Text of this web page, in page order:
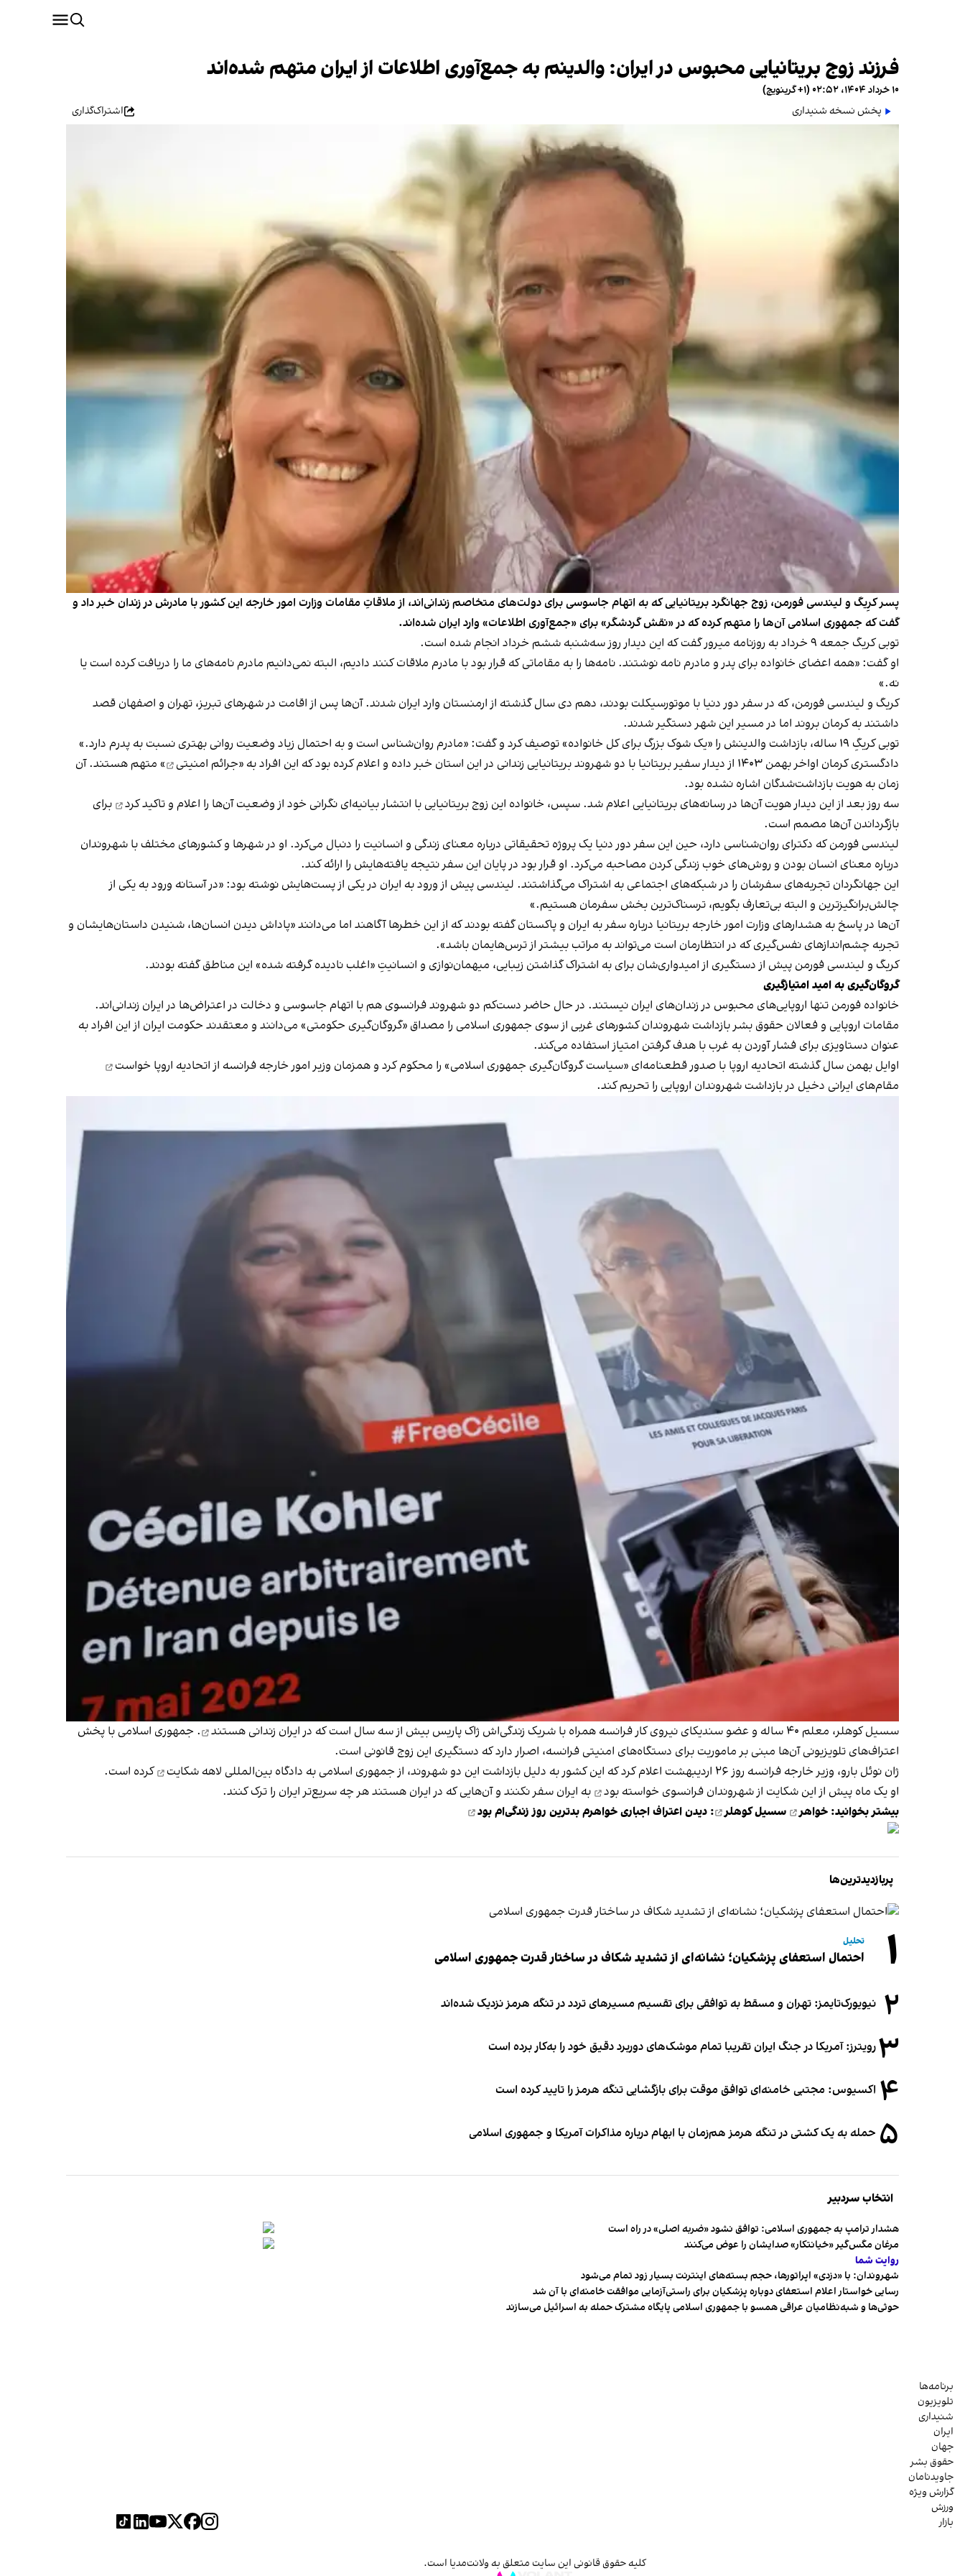
فرزند زوج بریتانیایی محبوس در ایران: والدینم به جمع‌آوری اطلاعات از ایران متهم شده‌اند
۱۰ خرداد ۱۴۰۴، ۰۲:۵۲ (‎+۱ گرینویچ)
پخش نسخه شنیداری
اشتراک‌گذاری
پسر کرِیگ و لیندسی فورمن، زوج جهانگرد بریتانیایی که به اتهام جاسوسی برای دولت‌های متخاصم زندانی‌اند، از ملاقاتِ مقامات وزارت امور خارجه این کشور با مادرش در زندان خبر داد و
گفت که جمهوری اسلامی آن‌ها را متهم کرده که در «نقش گردشگر» برای «جمع‌آوری اطلاعات» وارد ایران شده‌‌اند.
توبی کریگ جمعه ۹ خرداد به روزنامه میرور گفت که این دیدار روز سه‌شنبه ششم خرداد انجام شده است.
او گفت: «همه اعضای خانواده برای پدر و مادرم نامه نوشتند. نامه‌ها را به مقاماتی که قرار بود با مادرم ملاقات کنند دادیم، البته نمی‌دانیم مادرم نامه‌های ما را دریافت کرده است یا
نه.»
کریگ و لیندسی فورمن، که در سفر دور دنیا با موتورسیکلت بودند، دهم دی سال گذشته از ارمنستان وارد ایران شدند. آن‌ها پس از اقامت در شهرهای تبریز، تهران و اصفهان قصد
داشتند به کرمان بروند اما در مسیر این شهر دستگیر شدند.
توبی کریگِ ۱۹ ساله، بازداشت والدینش را «یک شوک بزرگ برای کل خانواده» توصیف کرد و گفت: «مادرم روان‌شناس است و به احتمال زیاد وضعیت روانی بهتری نسبت به پدرم دارد.»
دادگستری کرمان اواخر بهمن ۱۴۰۳ از دیدار سفیر بریتانیا با دو شهروند بریتانیایی زندانی در این استان خبر داده و اعلام کرده بود که این افراد به «
جرائم امنیتی
» متهم هستند. آن
زمان به هویت بازداشت‌شدگان اشاره نشده بود.
سه روز بعد از این دیدار هویت آن‌ها در رسانه‌های بریتانیایی اعلام شد. سپس، خانواده این زوج بریتانیایی با انتشار بیانیه‌ای نگرانی خود از وضعیت آن‌ها را اعلام وتاکید کرد
برای
بازگرداندن آن‌ها مصمم است.
لیندسی فورمن که دکترای روان‌شناسی دارد، حین این سفر دور دنیا یک پروژه تحقیقاتی درباره معنای زندگی و انسانیت را دنبال می‌کرد. او در شهرها و کشورهای مختلف با شهروندان
درباره معنای انسان بودن و روش‌های خوب زندگی کردن مصاحبه می‌کرد. او قرار بود در پایان این سفر نتیجه یافته‌هایش را ارائه کند.
این جهانگردان تجربه‌های سفرشان را در شبکه‌های اجتماعی به اشتراک می‌گذاشتند. لیندسی پیش از ورود به ایران در یکی از پست‌هایش نوشته بود: «در آستانه ورود به یکی از
چالش‌برانگیزترین و البته بی‌تعارف بگویم، ترسناک‌ترین بخش سفرمان هستیم.»
آن‌ها در پاسخ به هشدارهای وزارت امور خارجه بریتانیا درباره سفر به ایران و پاکستان گفته بودند که از این خطرها آگاهند اما می‌دانند «پاداش دیدن انسان‌ها، شنیدن داستان‌هایشان و
تجربه چشم‌اندازهای نفس‌گیری که در انتظارمان است می‌تواند به مراتب بیشتر از ترس‌هایمان باشد».
کریگ و لیندسی فورمن پیش از دستگیری از امیدواری‌شان برای به اشتراک گذاشتن زیبایی، میهمان‌نوازی و انسانیتِ «اغلب نادیده گرفته شده» این مناطق گفته بودند.
گروگان‌گیری به امید امتیازگیری
خانواده فورمن تنها اروپایی‌های محبوس در زندان‌های ایران نیستند. در حال حاضر دست‌کم دو شهروند فرانسوی هم با اتهام جاسوسی و دخالت در اعتراض‌ها در ایران زندانی‌اند.
مقامات اروپایی و فعالان حقوق بشر بازداشت شهروندان کشورهای غربی از سوی جمهوری اسلامی را مصداق «گروگان‌گیری حکومتی» می‌دانند و معتقدند حکومت ایران از این افراد به
عنوان دستاویزی برای فشار آوردن به غرب با هدف گرفتن امتیاز استفاده می‌کند.
اوایل بهمن سال گذشته اتحادیه اروپا با صدور قطعنامه‌ای «سیاست‌ گروگان‌گیری جمهوری اسلامی» را محکوم کرد و همزمان وزیر امور خارجه فرانسه از اتحادیه اروپا خواست
مقام‌های ایرانی دخیل در بازداشت شهروندان اروپایی را تحریم کند.
سسیل کوهلر، معلم ۴۰ ساله و عضو سندیکای نیروی کار فرانسه همراه با شریک زندگی‌اش ژاک پاریس بیش از سه سال است که در ایران زندانی هستند
. جمهوری اسلامی با پخش
اعتراف‌های تلویزیونی آن‌ها مبنی بر ماموریت برای دستگاه‌های امنیتی فرانسه، اصرار دارد که دستگیری این زوج قانونی است.
ژان نوئل بارو، وزیر خارجه فرانسه روز ۲۶ اردیبهشت اعلام کرد که این کشور به دلیل بازداشت این دو شهروند، از جمهوری اسلامی به دادگاه بین‌المللی لاهه
شکایت
کرده است.
او یک ماه پیش از این شکایت از شهروندان فرانسوی خواسته بود
به ایران سفر نکنند و آن‌هایی که در ایران هستند هر چه سریع‌تر ایران را ترک کنند.
بیشتر بخوانید: خواهر سسیل کوهلر : دیدن اعتراف اجباری خواهرم بدترین روز زندگی‌ام بود
پربازدیدترین‌ها
۱ تحلیل
احتمال استعفای پزشکیان؛ نشانه‌ای از تشدید شکاف در ساختار قدرت جمهوری اسلامی
۲ نیویورک‌تایمز: تهران و مسقط به توافقی برای تقسیم مسیرهای تردد در تنگه هرمز نزدیک شده‌اند
۳رویترز: آمریکا در جنگ ایران تقریبا تمام موشک‌های دوربرد دقیق خود را به‌کار برده است
۴ اکسیوس: مجتبی خامنه‌ای توافق موقت برای بازگشایی تنگه هرمز را تایید کرده است
۵ حمله به یک کشتی در تنگه هرمز هم‌زمان با ابهام درباره مذاکرات آمریکا و جمهوری اسلامی
انتخاب سردبیر
هشدار ترامپ به جمهوری اسلامی: توافق نشود «ضربه اصلی» در راه است
مرغان مگس‌گیر «خیانتکار» صدایشان را عوض می‌کنند
روایت شما
شهروندان:‌ با «دزدی» اپراتورها، حجم بسته‌های اینترنت بسیار زود تمام می‌شود
رسایی خواستار اعلام استعفای دوباره پزشکیان برای راستی‌آزمایی موافقت خامنه‌ای با آن شد
حوثی‌ها و شبه‌نظامیان عراقی همسو با جمهوری اسلامی پایگاه مشترک حمله به اسرائیل می‌سازند
برنامه‌ها
تلویزیون
شنیداری
ایران
جهان
حقوق بشر
جاویدنامان
گزارش ویژه
ورزش
بازار
کلیه حقوق قانونی این سایت متعلق به ولانت‌مدیا است.